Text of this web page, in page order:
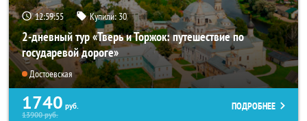
12:59:52 Купили:30
2-дневный тур «Тверь и Торжок: путешествие по
государевой дороге»
Достоевская
1740 руб.
13900руб.
ПОДРОБНЕЕ